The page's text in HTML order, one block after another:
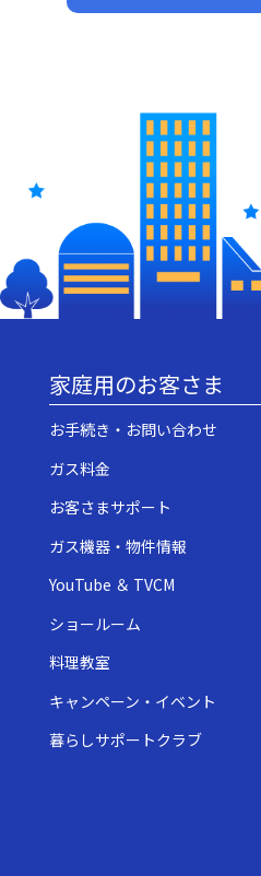
家庭用のお客さま
お手続き・お問い合わせ
ガス料金
お客さまサポート
ガス機器・物件情報
YouTube ＆ TVCM
ショールーム
料理教室
キャンペーン・イベント
暮らしサポートクラブ